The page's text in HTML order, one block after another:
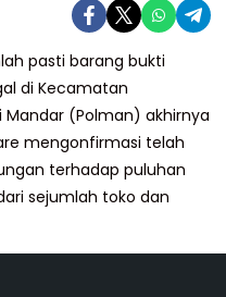
pasti barang bukti
di Kecamatan
Mandar (Polman) akhirnya
mengonfirmasi telah
terhadap puluhan
sejumlah toko dan